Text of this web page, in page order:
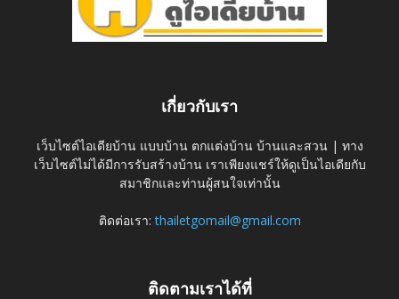
เกี่ยวกับเรา
เว็บไซต์ไอเดียบ้าน แบบบ้าน ตกแต่งบ้าน บ้านและสวน | ทาง
เว็บไซต์ไม่ได้มีการรับสร้างบ้าน เราเพียงแชร์ให้ดูเป็นไอเดียกับ
สมาชิกและท่านผู้สนใจเท่านั้น
ติดต่อเรา:thailetgomail@gmail.com
ติดตามเราได้ที่